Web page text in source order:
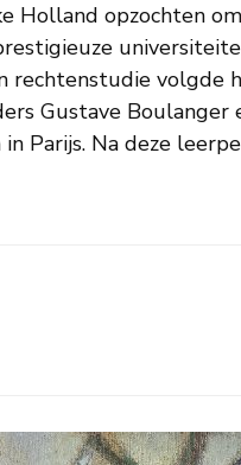
Holland opzochten
rechtenstudie volgde
Gustave Boulanger
in Parijs. Na deze
landschappen,
en
voor hem een
voor buitenlanders